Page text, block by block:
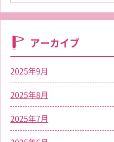
アーカイブ
2025年9月
2025年8月
2025年7月